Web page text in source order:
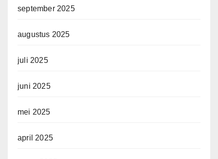
september 2025
augustus 2025
juli 2025
juni 2025
mei 2025
april 2025